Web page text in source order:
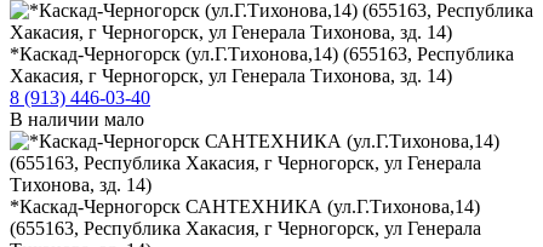
*Каскад-Черногорск (ул.Г.Тихонова,14) (655163, Республика
Хакасия, г Черногорск, ул Генерала Тихонова, зд. 14)
8 (913) 446-03-40
В наличии мало
*Каскад-Черногорск САНТЕХНИКА (ул.Г.Тихонова,14)
(655163, Республика Хакасия, г Черногорск, ул Генерала